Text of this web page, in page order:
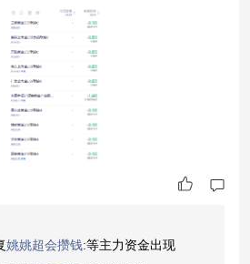
台，同比降14.99%。变速器销量5
，本年累计销量72306台，
产量14144台，同比增15.33%，本
台，同比降44.65%。 航天上周五
姚姚超会攒钱:等主力资金出现